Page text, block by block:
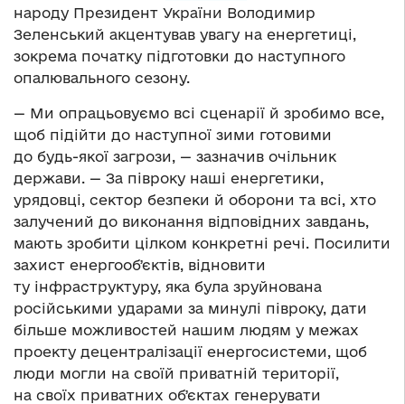
народу Президент України Володимир
Зеленський акцентував увагу на енергетиці,
зокрема початку підготовки до наступного
опалювального сезону.
— Ми опрацьовуємо всі сценарії й зробимо все,
щоб підійти до наступної зими готовими
до будь-якої загрози, — зазначив очільник
держави. — За півроку наші енергетики,
урядовці, сектор безпеки й оборони та всі, хто
залучений до виконання відповідних завдань,
мають зробити цілком конкретні речі. Посилити
захист енергообʼєктів, відновити
ту інфраструктуру, яка була зруйнована
російськими ударами за минулі півроку, дати
більше можливостей нашим людям у межах
проекту децентралізації енергосистеми, щоб
люди могли на своїй приватній території,
на своїх приватних обʼєктах генерувати